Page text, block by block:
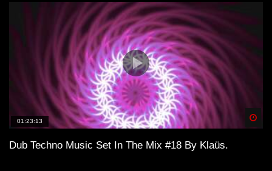
01:23:13
Dub Techno Music Set In The Mix #18 By Klaüs.